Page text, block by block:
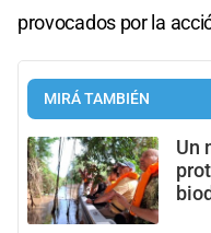
provocados por la
MIRÁ TAMBIÉN
Un